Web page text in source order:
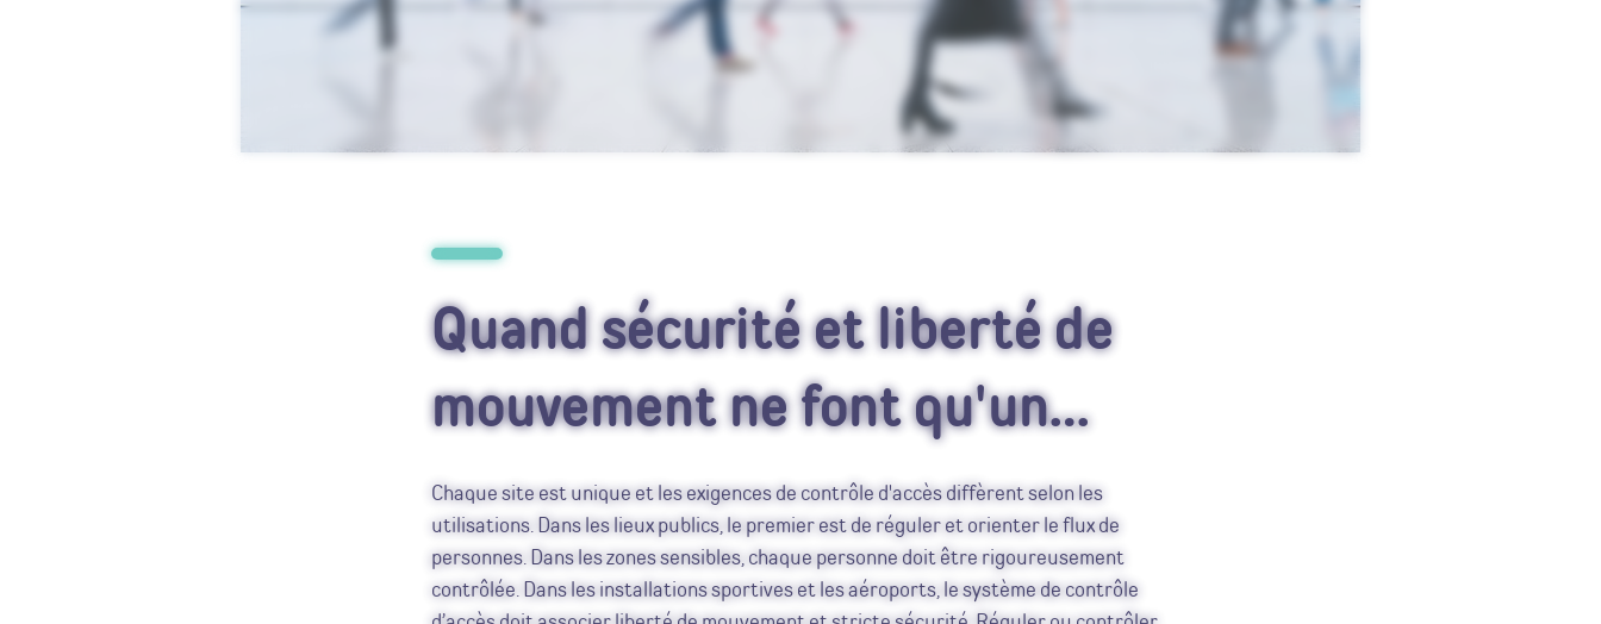
Quand sécurité et liberté de
mouvement ne font qu'un…
Chaque site est unique et les exigences de contrôle d'accès diffèrent selon les
utilisations. Dans les lieux publics, le premier est de réguler et orienter le flux de
personnes. Dans les zones sensibles, chaque personne doit être rigoureusement
contrôlée. Dans les installations sportives et les aéroports, le système de contrôle